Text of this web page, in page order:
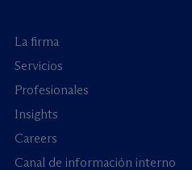
La firma
Servicios
Profesionales
Insights
Careers
Canal de información interno